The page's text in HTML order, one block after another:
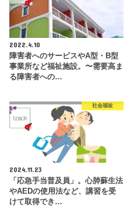
2022.4.10
障害者へのサービスやA型・B型
事業所など福祉施設。〜需要高ま
る障害者への…
社会福祉
2024.11.23
「応急手当普及員」。心肺蘇生法
やAEDの使用法など、講習を受
けて取得でき…